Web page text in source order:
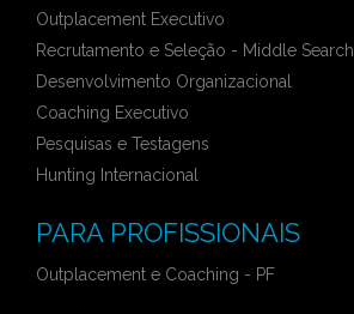
Outplacement Executivo
Recrutamento e Seleção - Middle Search
Desenvolvimento Organizacional
Coaching Executivo
Pesquisas e Testagens
Hunting Internacional
PARA PROFISSIONAIS
Outplacement e Coaching - PF